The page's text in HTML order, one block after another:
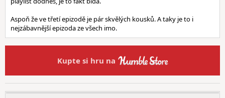
Aspoň že ve třetí epizodě je pár skvělých kousků. A taky je to i
nejzábavnější epizoda ze všech imo.
Kupte si hru na